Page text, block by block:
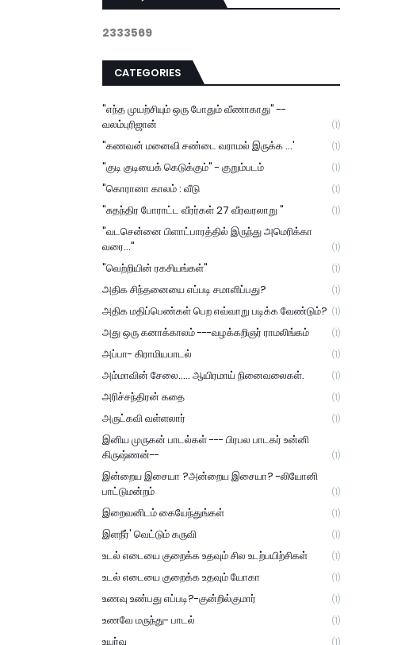
2333569
CATEGORIES
"எந்த முயற்சியும் ஒரு போதும் வீணாகாது" --
வலம்புரிஜான்
(1)
"கணவன் மனைவி சண்டை வராமல் இருக்க ...' (1)
"குடி குடியைக் கெடுக்கும்" - குறும்படம் (1)
"கொரானா காலம் : வீடு (1)
"சுதந்திர போராட்ட வீரர்கள் 27 வீரவரலாறு " (1)
"வடசென்னை பிளாட்பாரத்தில் இருந்து அமெரிக்கா
வரை..."
(1)
"வெற்றியின் ரகசியங்கள்" (1)
அதிக சிந்தனையை எப்படி சமாளிப்பது? (1)
அதிக மதிப்பெண்கள் பெற எவ்வாறு படிக்க வேண்டும்? (1)
அது ஒரு கனாக்காலம் ---வழக்கறிஞர் ராமலிங்கம் (1)
அப்பா- கிராமியபாடல் (1)
அம்மாவின் சேலை..... ஆயிரமாய் நினைவலைகள். (1)
அரிச்சந்திரன் கதை (1)
அருட்கவி வள்ளலார் (1)
இனிய முருகன் பாடல்கள் --- பிரபல பாடகர் உன்னி
கிருஷ்ணன்--
(1)
இன்றைய இசையா ?அன்றைய இசையா? -லியோனி
பாட்டுமன்றம்
(1)
இறைவனிடம் கையேந்துங்கள் (1)
இளநீர்' வெட்டும் கருவி (1)
உடல் எடையை குறைக்க உதவும் சில உடற்பயிற்சிகள் (1)
உடல் எடையை குறைக்க உதவும் யோகா (1)
உணவு உண்பது எப்படி?-குன்றில்குமார் (1)
உணவே மருந்து- பாடல் (1)
உயர்வு (1)